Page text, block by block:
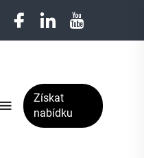
Získat
nabídku